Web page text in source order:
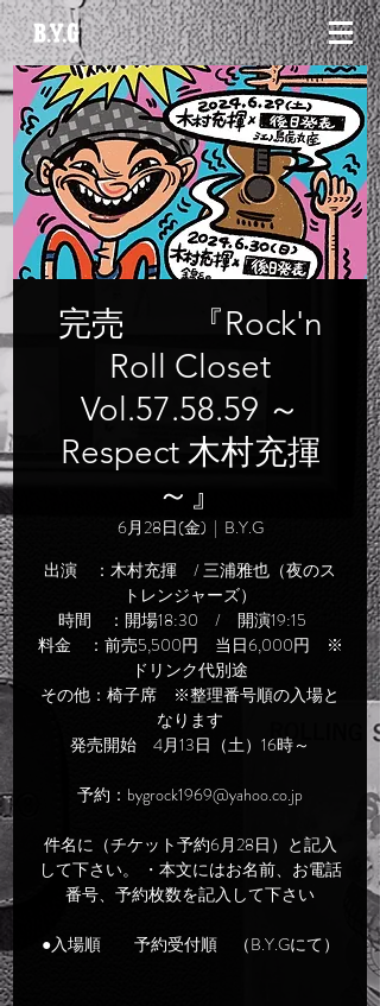
完売 『Rock'n
Roll Closet
Vol.57.58.59 ～
Respect 木村充揮
～』
6月28日(金)
  |
B.Y.G
出演 ：木村充揮 / 三浦雅也（夜のス
トレンジャーズ）
時間 ：開場18:30 / 開演19:15
料金 ：前売5,500円 当日6,000円 ※
ドリンク代別途
その他：椅子席 ※整理番号順の入場と
なります
発売開始 4月13日（土）16時～
予約：bygrock1969@yahoo.co.jp
件名に（チケット予約6月28日）と記入
して下さい。 ・本文にはお名前、お電話
番号、予約枚数を記入して下さい
●入場順 予約受付順 （B.Y.Gにて）